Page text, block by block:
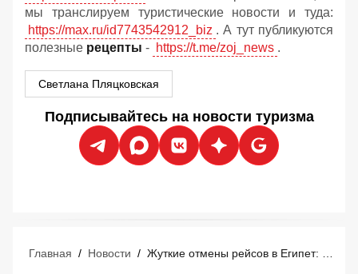
мы транслируем туристические новости и туда:
https://max.ru/id7743542912_biz . А тут публикуются
полезные рецепты - https://t.me/zoj_news .
Светлана Пляцковская
Подписывайтесь на новости туризма
Главная / Новости / Жуткие отмены рейсов в Египет: пострадали российские туристы с вылетами 8 и 9 августа